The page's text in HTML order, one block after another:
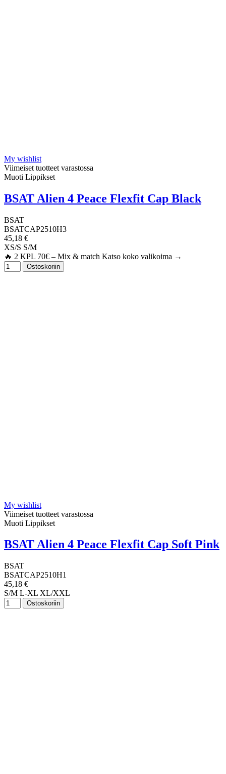
My wishlist
Viimeiset tuotteet varastossa
Muoti Lippikset
BSAT Alien 4 Peace Flexfit Cap Black
BSAT
BSATCAP2510H3
45,18 €
XS/S S/M
🔥 2 KPL 70€ – Mix & match Katso koko valikoima →
Ostoskoriin
My wishlist
Viimeiset tuotteet varastossa
Muoti Lippikset
BSAT Alien 4 Peace Flexfit Cap Soft Pink
BSAT
BSATCAP2510H1
45,18 €
S/M L-XL XL/XXL
Ostoskoriin